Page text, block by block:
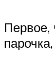
Первое,